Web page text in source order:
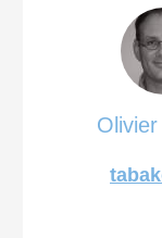
Olivier